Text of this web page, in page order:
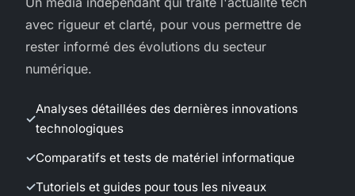
avec rigueur et clarté, pour vous permettre de
rester informé des évolutions du secteur
numérique.
Analyses détaillées des dernières innovations
technologiques
Comparatifs et tests de matériel informatique
Tutoriels et guides pour tous les niveaux